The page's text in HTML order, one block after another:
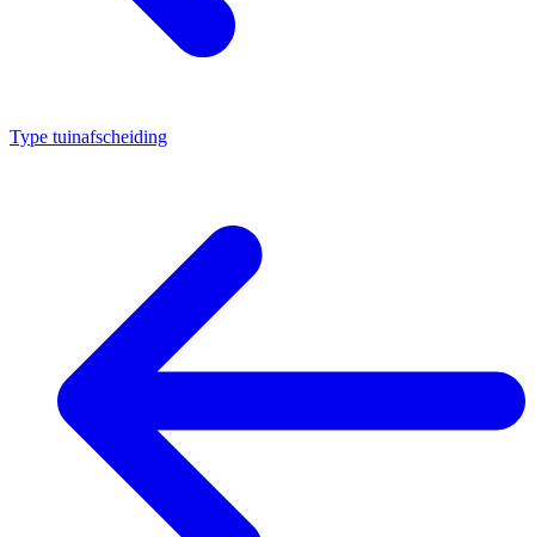
Type tuinafscheiding